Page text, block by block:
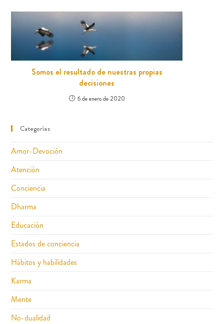
Somos el resultado de nuestras propias
decisiones
6 de enero de 2020
Categorías
Amor-Devoción
Atención
Conciencia
Dharma
Educación
Estados de conciencia
Hábitos y habilidades
Karma
Mente
No-dualidad